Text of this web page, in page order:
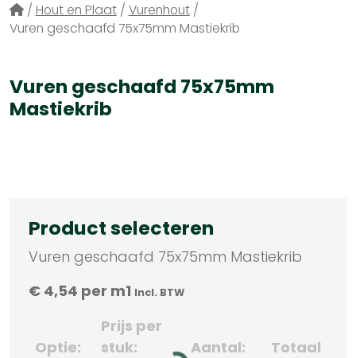
/ Hout en Plaat / Vurenhout /
Vuren geschaafd 75x75mm Mastiekrib
Vuren geschaafd 75x75mm
Mastiekrib
Product selecteren
Vuren geschaafd 75x75mm Mastiekrib
€ 4,54 per m1 Incl. BTW
Optie:
Prijs per
stuk:
Aantal:
Totaal